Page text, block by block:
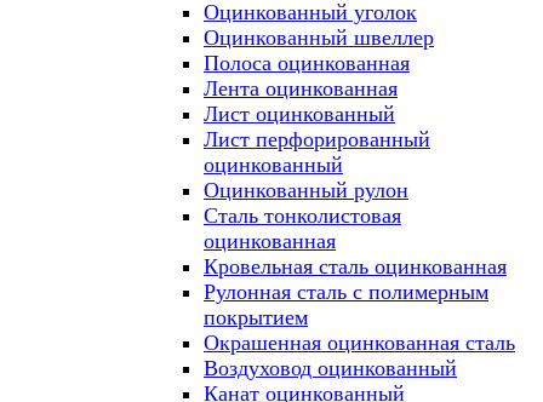
Оцинкованный уголок
Оцинкованный швеллер
Полоса оцинкованная
Лента оцинкованная
Лист оцинкованный
Лист перфорированный
оцинкованный
Оцинкованный рулон
Сталь тонколистовая
оцинкованная
Кровельная сталь оцинкованная
Рулонная сталь с полимерным
покрытием
Окрашенная оцинкованная сталь
Воздуховод оцинкованный
Канат оцинкованный